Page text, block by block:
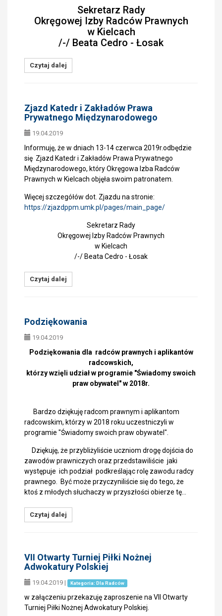
Sekretarz Rady
Okręgowej Izby Radców Prawnych
w Kielcach
/-/ Beata Cedro - Łosak
Czytaj dalej
Zjazd Katedr i Zakładów Prawa
Prywatnego Międzynarodowego
19.04.2019
Informuję, że w dniach 13-14 czerwca 2019r.odbędzie
się Zjazd Katedr i Zakładów Prawa Prywatnego
Międzynarodowego, który Okręgowa Izba Radców
Prawnych w Kielcach objęła swoim patronatem.
Więcej szczegółów dot. Zjazdu na stronie:
https://zjazdppm.umk.pl/pages/main_page/
Sekretarz Rady
Okręgowej Izby Radców Prawnych
w Kielcach
/-/ Beata Cedro - Łosak
Czytaj dalej
Podziękowania
19.04.2019
Podziękowania dla radców prawnych i aplikantów
radcowskich,
którzy wzięli udział w programie "Świadomy swoich
praw obywatel" w 2018r.
Bardzo dziękuję radcom prawnym i aplikantom
radcowskim, którzy w 2018 roku uczestniczyli w
programie "Świadomy swoich praw obywatel".
Dziękuję, że przybliżyliście uczniom drogę dojścia do
zawodów prawniczych oraz przedstawiliście jaki
występuje ich podział podkreślając rolę zawodu radcy
prawnego. Być może przyczyniliście się do tego, że
ktoś z młodych słuchaczy w przyszłości obierze tę…
Czytaj dalej
VII Otwarty Turniej Piłki Nożnej
Adwokatury Polskiej
19.04.2019 | Kategoria: Dla Radców
w załączeniu przekazuję zaproszenie na VII Otwarty
Turniej Piłki Nożnej Adwokatury Polskiej.